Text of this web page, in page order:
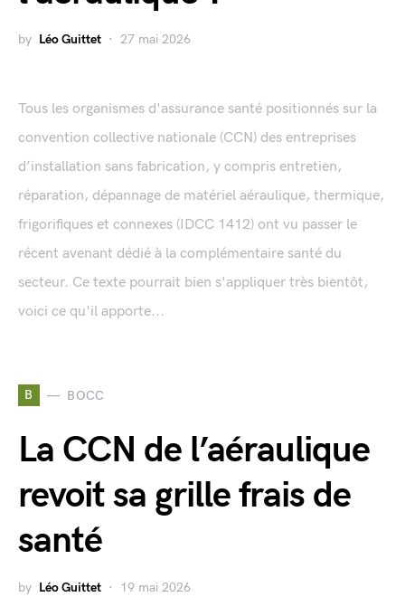
by Léo Guittet 27 mai 2026
Tous les organismes d'assurance santé positionnés sur la
convention collective nationale (CCN) des entreprises
d’installation sans fabrication, y compris entretien,
réparation, dépannage de matériel aéraulique, thermique,
frigorifiques et connexes (IDCC 1412) ont vu passer le
récent avenant dédié à la complémentaire santé du
secteur. Ce texte pourrait bien s'appliquer très bientôt,
voici ce qu'il apporte...
B BOCC
La CCN de l’aéraulique
revoit sa grille frais de
santé
by Léo Guittet 19 mai 2026